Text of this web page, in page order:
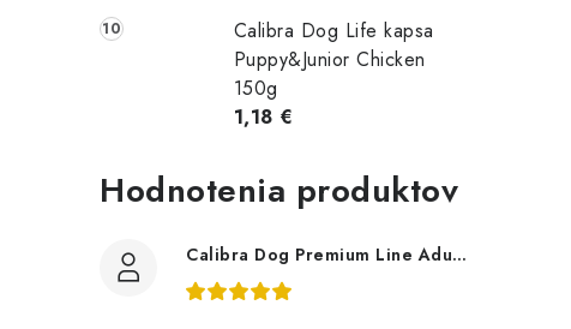
Calibra Dog Life kapsa
Puppy&Junior Chicken
150g
1,18 €
Hodnotenia produktov
Calibra Dog Premium Line Adult Large 12Kg